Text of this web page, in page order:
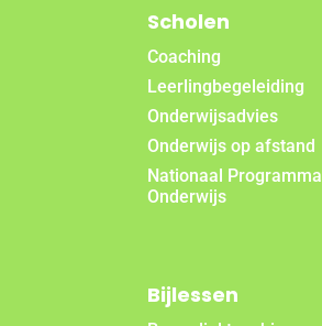
Scholen
Coaching
Leerlingbegeleiding
Onderwijsadvies
Onderwijs op afstand
Nationaal Programma
Onderwijs
Bijlessen